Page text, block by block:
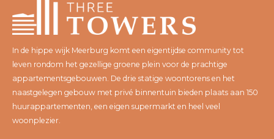
In de hippe wijk Meerburg komt een eigentijdse community tot
leven rondom het gezellige groene plein voor de prachtige
appartementsgebouwen. De drie statige woontorens en het
naastgelegen gebouw met privé binnentuin bieden plaats aan 150
huurappartementen, een eigen supermarkt en heel veel
woonplezier.